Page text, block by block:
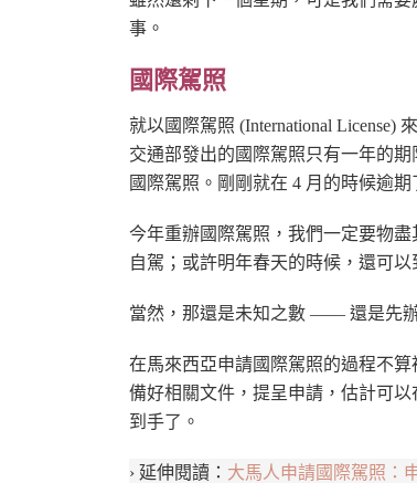
事。
國際駕照
就以國際駕照 (International License)
交通部發出的國際駕照只有一年的
國際駕照。剛剛就在 4 月的時候逾期
今年重辦國際駕照，我們一定要物
自駕；或許明年春天的時候，還可
當然，那還是未知之數 —— 還是先
在馬來西亞申請國際駕照的過程不
備好相關文件，提呈申請，估計可
到手了。
› 延伸閱讀： 大馬人申請國際駕照：